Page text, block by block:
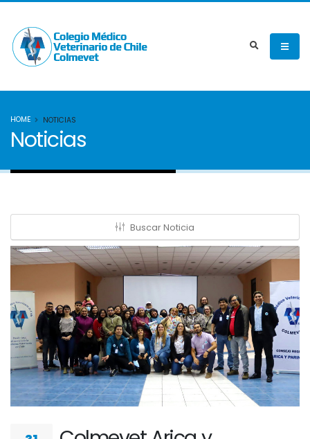
HOME NOTICIAS
Noticias
Buscar Noticia